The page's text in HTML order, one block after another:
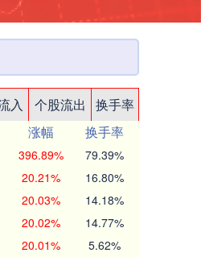
入 个股流出
换手率
涨幅
换手率
396.89% 79.39%
20.21% 16.80%
20.03% 14.18%
20.02% 14.77%
20.01% 5.62%